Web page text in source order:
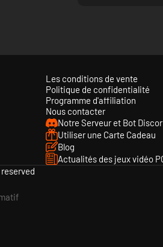
Les conditions de vente
Politique de confidentialité
Programme d'affiliation
Nous contacter
Notre Serveur et Bot
Utiliser une Carte Cadeau
Blog
Actualités des jeux vidéo